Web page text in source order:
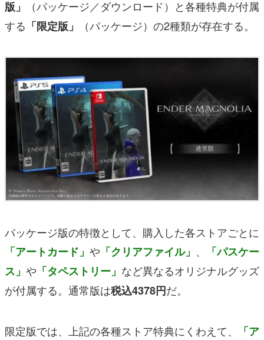
版」
（パッケージ／ダウンロード）と各種特典が付属
する 「限定版」 （パッケージ）の2種類が存在する。
パッケージ版の特徴として、購入した各ストアごとに
「アートカード」 や 「クリアファイル」 、
「パスケー
ス」 や 「タペストリー」 など異なるオリジナルグッズ
が付属する。通常版は税込4378円だ。
限定版では、上記の各種ストア特典にくわえて、
「ア